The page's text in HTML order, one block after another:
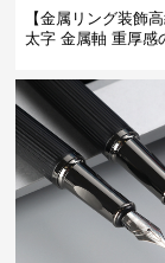
【金属リング装飾
太字 金属軸 重厚感
きに最適